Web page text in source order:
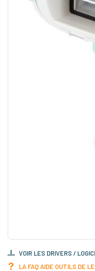
VOIR LES DRIVERS /
LA FAQ AIDE OUTILS DE